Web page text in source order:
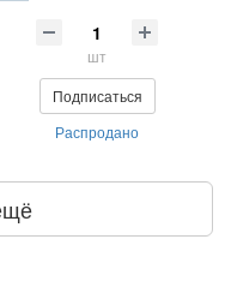
шт
Подписаться
Распродано